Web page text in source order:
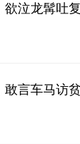
泣龙髯吐
敢言车马访